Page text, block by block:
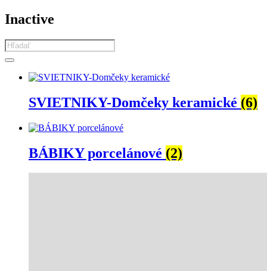
Inactive
Products
search
SVIETNIKY-Domčeky keramické (6)
BÁBIKY porcelánové (2)